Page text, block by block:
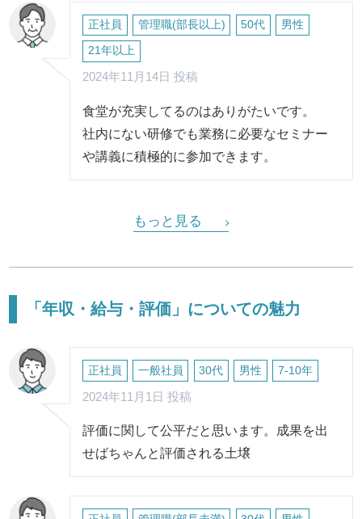
正社員 管理職(部長以上) 50代 男性
21年以上
2024年11月14日 投稿
食堂が充実してるのはありがたいです。
社内にない研修でも業務に必要なセミナー
や講義に積極的に参加できます。
もっと見る
「年収・給与・評価」についての魅力
正社員 一般社員 30代 男性 7-10年
2024年11月1日 投稿
評価に関して公平だと思います。成果を出
せばちゃんと評価される土壌